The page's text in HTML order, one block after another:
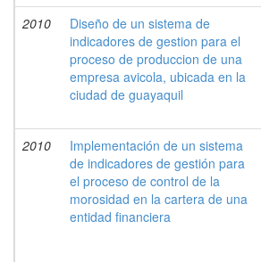
2010
Diseño de un sistema de
indicadores de gestion para el
proceso de produccion de una
empresa avicola, ubicada en la
ciudad de guayaquil
2010
Implementación de un sistema
de indicadores de gestión para
el proceso de control de la
morosidad en la cartera de una
entidad financiera